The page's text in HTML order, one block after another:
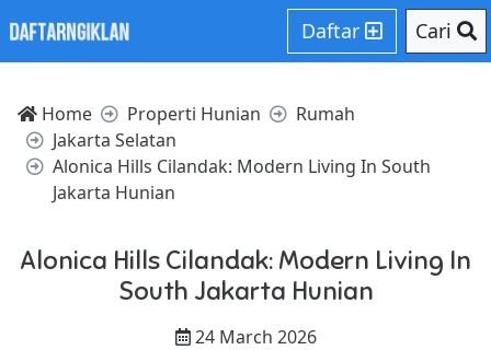
Daftar Cari
Home Properti Hunian
Rumah
Jakarta Selatan
Alonica Hills Cilandak: Modern Living In South
Jakarta Hunian
Alonica Hills Cilandak: Modern Living In
South Jakarta Hunian
24 March 2026